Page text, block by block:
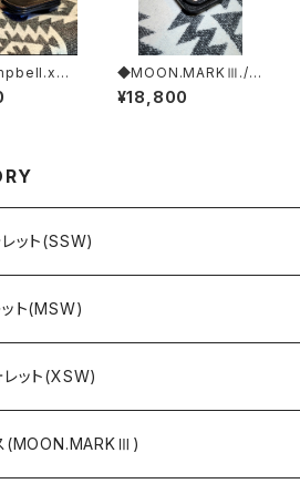
◆MOON.MARKⅢ./El
ephant. Coin Case.
xxx. Black.Edition
¥18,800
レット(SSW)
ット(MSW)
レット(XSW)
(MOON.MARKⅢ)